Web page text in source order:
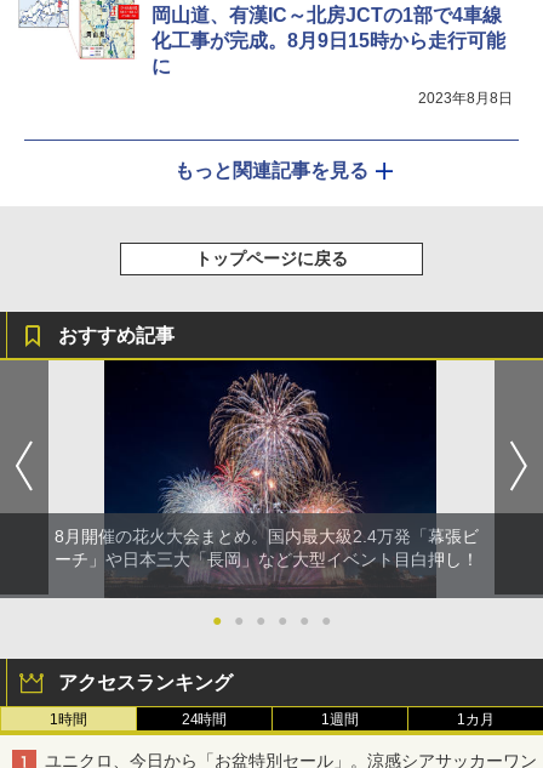
岡山道、有漢IC～北房JCTの1部で4車線
化工事が完成。8月9日15時から走行可能
に
2023年8月8日
もっと関連記事を見る
トップページに戻る
おすすめ記事
8月開催の花火大会まとめ。国内最大級2.4万発「幕張ビ
ーチ」や日本三大「長岡」など大型イベント目白押し！
● ● ● ● ● ●
アクセスランキング
1時間 24時間 1週間 1カ月
ユニクロ、今日から「お盆特別セール」。涼感シアサッカーワン